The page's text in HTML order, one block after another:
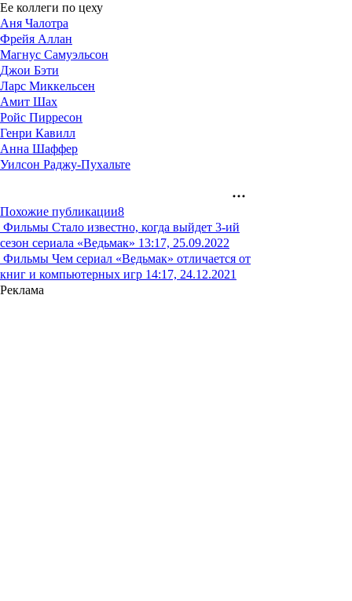
Ее коллеги по цеху
Аня Чалотра
Фрейя Аллан
Магнус Самуэльсон
Джои Бэти
Ларс Миккельсен
Амит Шах
Ройс Пирресон
Генри Кавилл
Анна Шаффер
Уилсон Раджу-Пухальте
Похожие публикации8
Фильмы Стало известно, когда выйдет 3-ий
сезон сериала «Ведьмак» 13:17, 25.09.2022
Фильмы Чем сериал «Ведьмак» отличается от
книг и компьютерных игр 14:17, 24.12.2021
Реклама